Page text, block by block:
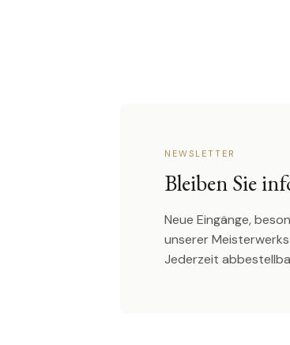
NEWSLETTER
Bleiben Sie
Neue Eingänge,
unserer
Jederzeit